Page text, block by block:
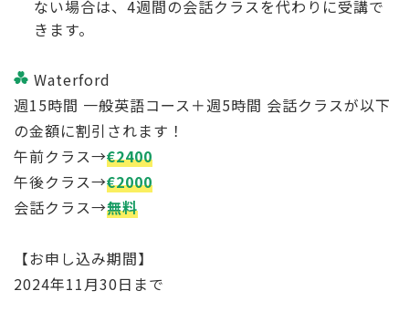
ない場合は、4週間の会話クラスを代わりに受講で
きます。
Waterford
週15時間 一般英語コース＋週5時間 会話クラスが以下
の金額に割引されます！
午前クラス→€2400
午後クラス→€2000
会話クラス→無料
【お申し込み期間】
2024年11月30日まで